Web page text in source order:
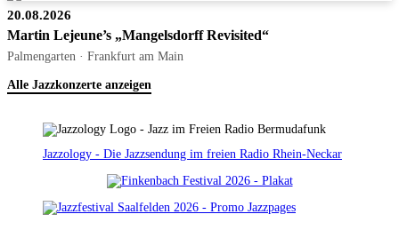
20.08.2026
Martin Lejeune’s „Mangelsdorff Revisited“
Palmengarten · Frankfurt am Main
Alle Jazzkonzerte anzeigen
Jazzology - Die Jazzsendung im freien Radio Rhein-Neckar